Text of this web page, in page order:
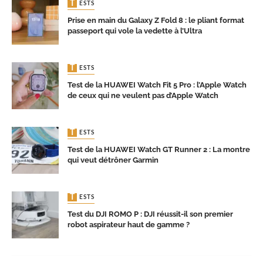
TESTS
Prise en main du Galaxy Z Fold 8 : le pliant format
passeport qui vole la vedette à l’Ultra
TESTS
Test de la HUAWEI Watch Fit 5 Pro : l’Apple Watch
de ceux qui ne veulent pas d’Apple Watch
TESTS
Test de la HUAWEI Watch GT Runner 2 : La montre
qui veut détrôner Garmin
TESTS
Test du DJI ROMO P : DJI réussit-il son premier
robot aspirateur haut de gamme ?